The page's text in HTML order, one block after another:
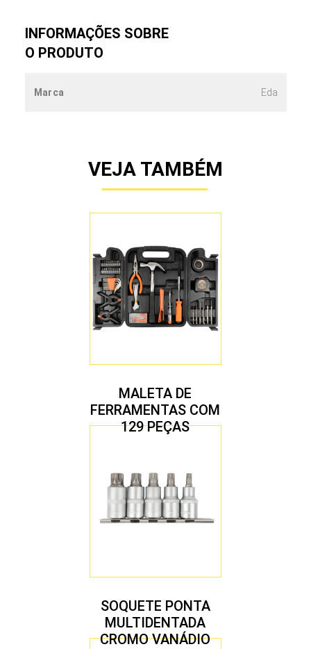
INFORMAÇÕES SOBRE
O PRODUTO
Marca Eda
VEJA TAMBÉM
MALETA DE
FERRAMENTAS COM
129 PEÇAS
SOQUETE PONTA
MULTIDENTADA
CROMO VANÁDIO